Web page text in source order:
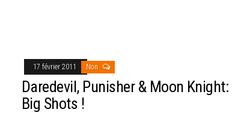
17 février 2011 Non
Daredevil, Punisher & Moon Knight:
Big Shots !